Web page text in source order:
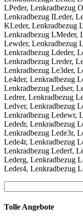
LPeder, Lenkradbezug
Lenkradbezug ILeder,
KLeder, Lenkradbezug
Lenkradbezug LMeder,
Lewder, Lenkradbezug
Lenkradbezug Ldeder,
Lenkradbezug Lreder,
Lenkradbezug Le3der,
Le4der, Lenkradbezug
Lenkradbezug Ledser,
Ledrer, Lenkradbezug
Ledver, Lenkradbezug
Lenkradbezug Ledewr,
Lededr, Lenkradbezug
Lenkradbezug Lede3r,
Lede4r, Lenkradbezug
Lenkradbezug Lederf,
Lederg, Lenkradbezug
Leder4, Lenkradbezug
Tolle Angebote